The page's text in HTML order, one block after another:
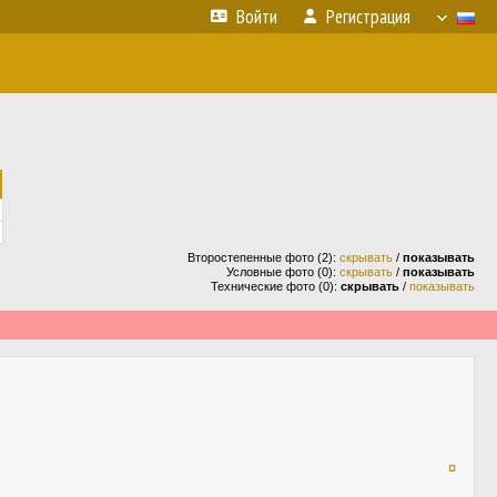
Войти Регистрация
Второстепенные фото (2): скрывать / показывать
Условные фото (0): скрывать / показывать
Технические фото (0): скрывать / показывать
¤